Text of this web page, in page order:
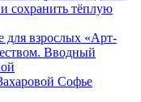
и сохранить тёплую
взрослых «Арт-
Вводный
Софье